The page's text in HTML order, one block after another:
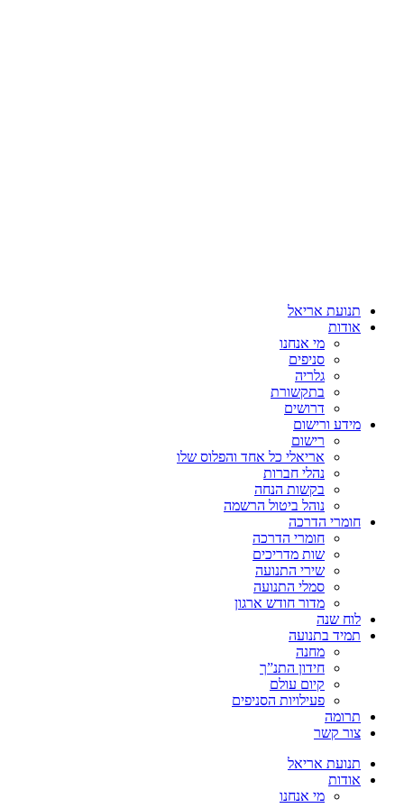
תנועת אריאל
אודות
מי אנחנו
סניפים
גלריה
בתקשורת
דרושים
מידע ורישום
רישום
אריאלי כל אחד והפלוס שלו
נהלי חברות
בקשות הנחה
נוהל ביטול הרשמה
חומרי הדרכה
חומרי הדרכה
שות מדריכים
שירי התנועה
סמלי התנועה
מדור חודש ארגון
לוח שנה
תמיד בתנועה
מחנה
חידון התנ”ך
קיום עולם
פעילויות הסניפים
תרומה
צור קשר
תנועת אריאל
אודות
מי אנחנו